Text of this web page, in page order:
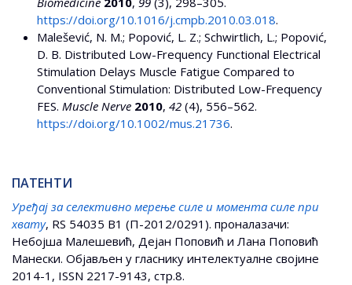
https://doi.org/10.1016/j.cmpb.2010.03.018.
Malešević, N. M.; Popović, L. Z.; Schwirtlich, L.; Popović,
D. B. Distributed Low-Frequency Functional Electrical
Stimulation Delays Muscle Fatigue Compared to
Conventional Stimulation: Distributed Low-Frequency
FES. Muscle Nerve 2010, 42 (4), 556–562.
https://doi.org/10.1002/mus.21736.
ПАТЕНТИ
Уређај за селективно мерење силе и момента силе при
хвату, RS 54035 B1 (П-2012/0291). проналазачи:
Небојша Малешевић, Дејан Поповић и Лана Поповић
Манески. Објављен у гласнику интелектуалне својине
2014-1, ISSN 2217-9143, стр.8.